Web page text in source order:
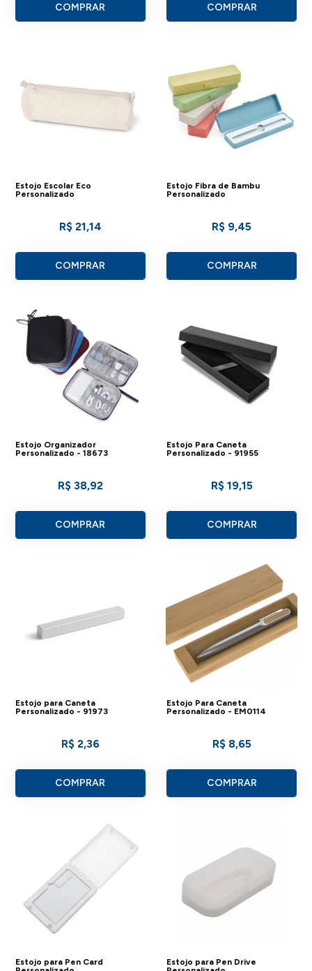
COMPRAR COMPRAR
Estojo Escolar Eco
Personalizado
R$ 21,14
COMPRAR
Estojo Fibra de Bambu
Personalizado
R$ 9,45
COMPRAR
Estojo Organizador
Personalizado - 18673
R$ 38,92
COMPRAR
Estojo Para Caneta
Personalizado - 91955
R$ 19,15
COMPRAR
Estojo para Caneta
Personalizado - 91973
R$ 2,36
COMPRAR
Estojo Para Caneta
Personalizado - EM0114
R$ 8,65
COMPRAR
Estojo para Pen Card
Estojo para Pen Drive